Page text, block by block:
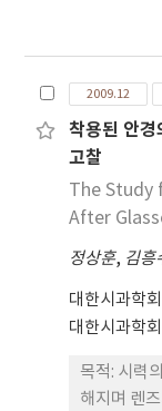
인해 안구
화가 작아
로 나타났다
100Lux,
에서
는
원주 굴절
안의 평균
C+0.10D의
㎜, 500Lux
1,000Lux
른 눈의 굴
만, 조도변
다소 감소
동공크기의
2009.12
착용된 안
고찰
The Study
After
정상훈, 김흥
대한시과학회
대한시과학회
목적: 시력
해지며 렌